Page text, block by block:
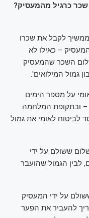
כרגיל מהמעסיק?
ממשיך לקבל את שכרו
– כאילו לא
השכר שהמעסיק
גמול המילואים'.
על מספר הימים
– ובתקופת המלחמה
לביטוח לאומי את גמול
ששולם על ידי
לבין הגמול שהועבר
על ידי המעסיק
להעביר את הפער